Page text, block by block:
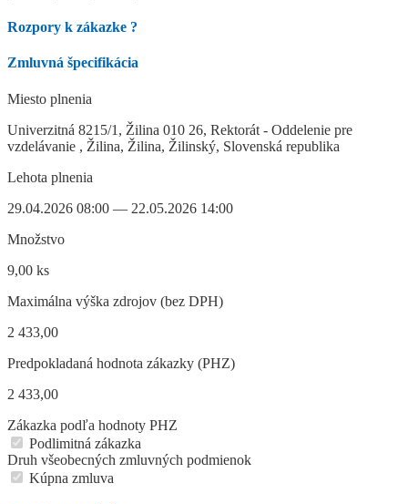
Rozpory k zákazke ?
Zmluvná špecifikácia
Miesto plnenia
Univerzitná 8215/1, Žilina 010 26, Rektorát - Oddelenie pre
vzdelávanie , Žilina, Žilina, Žilinský, Slovenská republika
Lehota plnenia
29.04.2026 08:00 — 22.05.2026 14:00
Množstvo
9,00 ks
Maximálna výška zdrojov (bez DPH)
2 433,00
Predpokladaná hodnota zákazky (PHZ)
2 433,00
Zákazka podľa hodnoty PHZ
Podlimitná zákazka
Druh všeobecných zmluvných podmienok
Kúpna zmluva